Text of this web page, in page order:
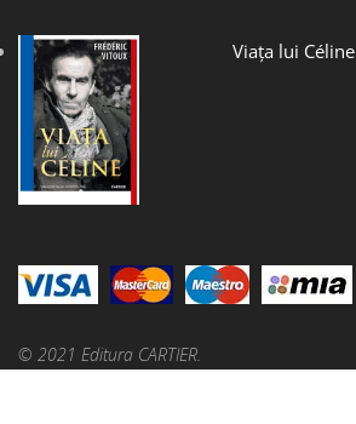
Viața lui Céline
© 2021 Editura CARTIER.